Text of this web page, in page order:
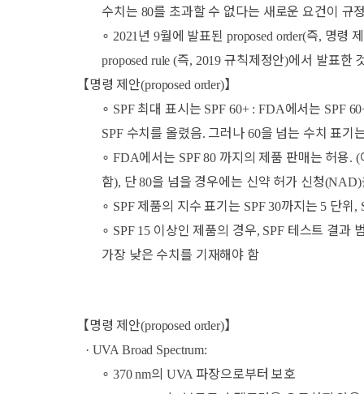
수치는 80를 초과할 수 없다는 새로운 요건이 규
∘ 2021 년 9월에 발표된 proposed order(즉, 명령
proposed rule (즉, 2019규칙제정안)에서 발표한
【명령 제안(proposed order)】
∘ SPF 최대 표시는 SPF 60+ : FDA에서는 SPF
SPF 수치를 올렸음. 그러나 60을 넘는 수치 표기
∘ FDA에서는 SPF 80 까지의 제품 판매는 허용. (
함), 단80을 넘을 경우에는 신약 허가 신청(NAD)
∘ SPF제품의 지수 표기는 SPF 30까지는 5 단위,
∘ SPF 15 이상인 제품의 경우, SPF 테스트 결과
가장 낮은 수치를 기재해야 함
【명령 제안(proposed order)】
· UVA Broad Spectrum:
∘ 370 nm의 UVA 파장으로부터 보호